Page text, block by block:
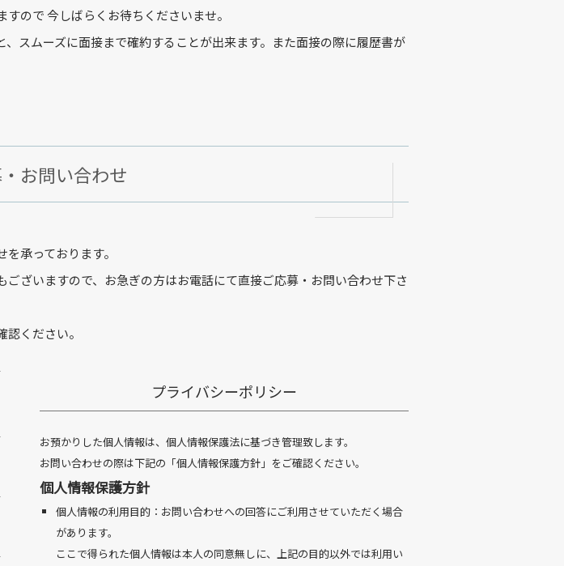
ので 今しばらくお待ちくださいませ。
スムーズに面接まで確約することが出来ます。また面接の際に履歴書が
お問い合わせ
承っております。
ざいますので、お急ぎの方はお電話にて直接ご応募・お問い合わせ下さ
ください。
プライバシーポリシー
お預かりした個人情報は、個人情報保護法に基づき管理致します。
お問い合わせの際は下記の「個人情報保護方針」をご確認ください。
個人情報保護方針
個人情報の利用目的：お問い合わせへの回答にご利用させていただく場合
があります。
ここで得られた個人情報は本人の同意無しに、上記の目的以外では利用い